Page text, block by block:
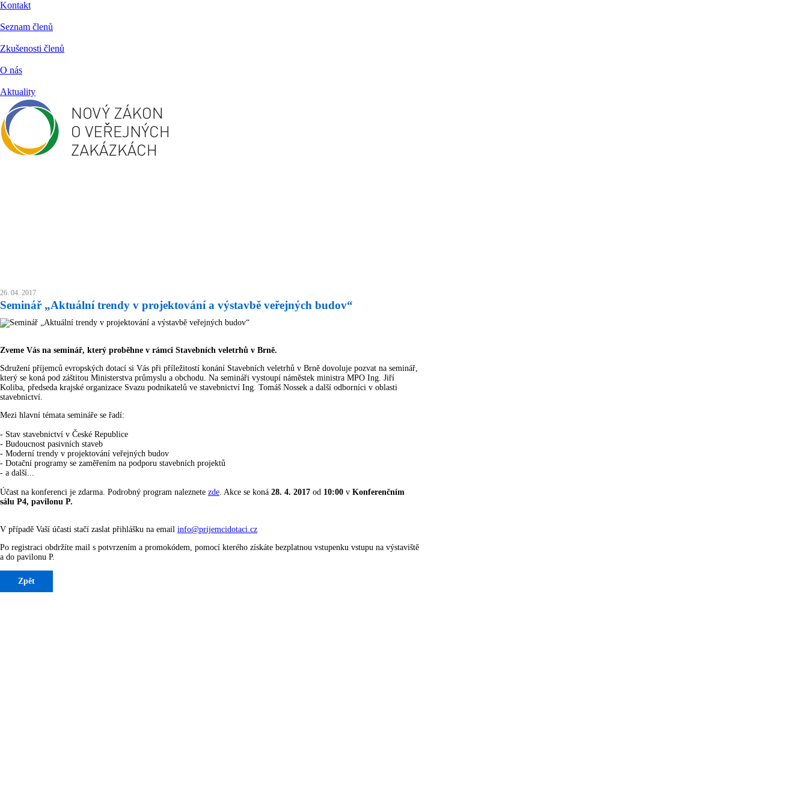
Kontakt
Seznam členů
Zkušenosti členů
O nás
Aktuality
26. 04. 2017
Seminář „Aktuální trendy v projektování a výstavbě veřejných budov“
Zveme Vás na seminář, který proběhne v rámci Stavebních veletrhů v Brně.
Sdružení příjemců evropských dotací si Vás při příležitostí konání Stavebních veletrhů v Brně dovoluje pozvat na seminář,
který se koná pod záštitou Ministerstva průmyslu a obchodu. Na semináři vystoupí náměstek ministra MPO Ing. Jiří
Koliba, předseda krajské organizace Svazu podnikatelů ve stavebnictví Ing. Tomáš Nossek a další odborníci v oblasti
stavebnictví.
Mezi hlavní témata semináře se řadí:
- Stav stavebnictví v České Republice
- Budoucnost pasivních staveb
- Moderní trendy v projektování veřejných budov
- Dotační programy se zaměřením na podporu stavebních projektů
- a další...
Účast na konferenci je zdarma. Podrobný program naleznete zde. Akce se koná 28. 4. 2017 od 10:00 v Konferenčním
sálu P4, pavilonu P.
V případě Vaší účasti stačí zaslat přihlášku na email info@prijemcidotaci.cz
Po registraci obdržíte mail s potvrzením a promokódem, pomocí kterého získáte bezplatnou vstupenku vstupu na výstaviště
a do pavilonu P.
Zpět